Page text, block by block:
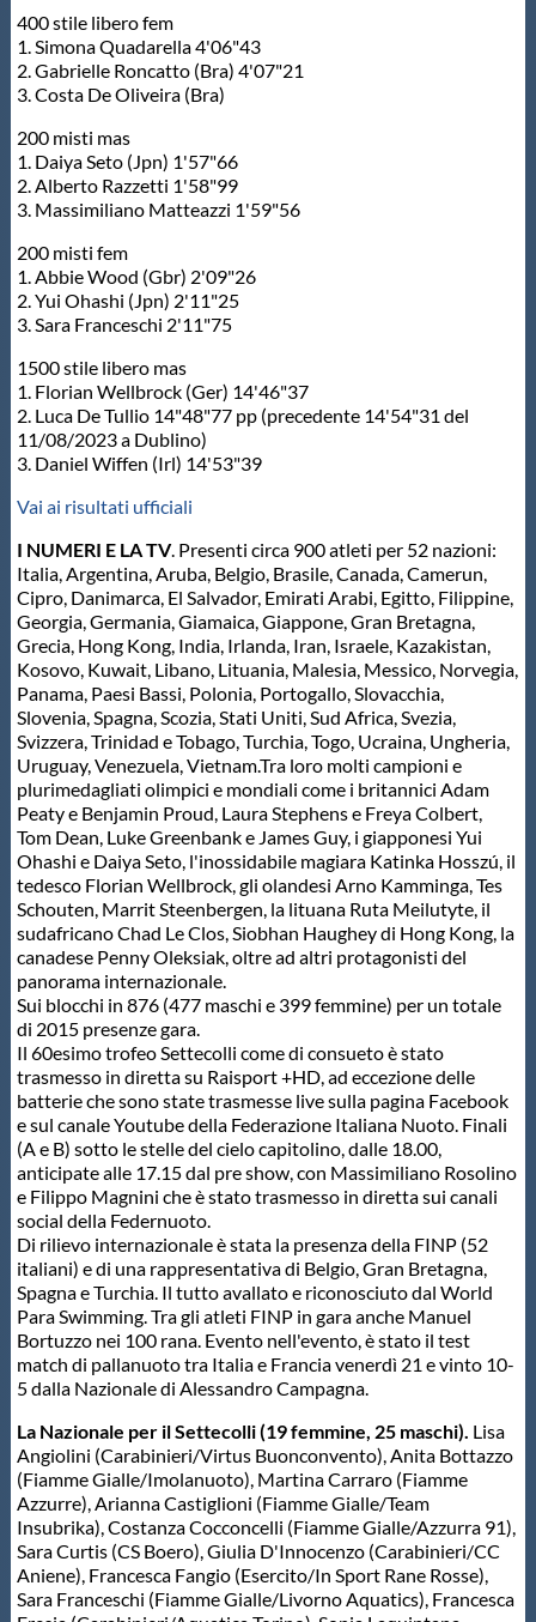
400 stile libero fem
1. Simona Quadarella 4'06"43
2. Gabrielle Roncatto (Bra) 4'07"21
3. Costa De Oliveira (Bra)
200 misti mas
1. Daiya Seto (Jpn) 1'57"66
2. Alberto Razzetti 1'58"99
3. Massimiliano Matteazzi 1'59"56
200 misti fem
1. Abbie Wood (Gbr) 2'09"26
2. Yui Ohashi (Jpn) 2'11"25
3. Sara Franceschi 2'11"75
1500 stile libero mas
1. Florian Wellbrock (Ger) 14'46"37
2. Luca De Tullio 14"48"77 pp (precedente 14'54"31 del
11/08/2023 a Dublino)
3. Daniel Wiffen (Irl) 14'53"39
Vai ai risultati ufficiali
I NUMERI E LA TV. Presenti circa 900 atleti per 52 nazioni:
Italia, Argentina, Aruba, Belgio, Brasile, Canada, Camerun,
Cipro, Danimarca, El Salvador, Emirati Arabi, Egitto, Filippine,
Georgia, Germania, Giamaica, Giappone, Gran Bretagna,
Grecia, Hong Kong, India, Irlanda, Iran, Israele, Kazakistan,
Kosovo, Kuwait, Libano, Lituania, Malesia, Messico, Norvegia,
Panama, Paesi Bassi, Polonia, Portogallo, Slovacchia,
Slovenia, Spagna, Scozia, Stati Uniti, Sud Africa, Svezia,
Svizzera, Trinidad e Tobago, Turchia, Togo, Ucraina, Ungheria,
Uruguay, Venezuela, Vietnam.Tra loro molti campioni e
plurimedagliati olimpici e mondiali come i britannici Adam
Peaty e Benjamin Proud, Laura Stephens e Freya Colbert,
Tom Dean, Luke Greenbank e James Guy, i giapponesi Yui
Ohashi e Daiya Seto, l'inossidabile magiara Katinka Hosszú, il
tedesco Florian Wellbrock, gli olandesi Arno Kamminga, Tes
Schouten, Marrit Steenbergen, la lituana Ruta Meilutyte, il
sudafricano Chad Le Clos, Siobhan Haughey di Hong Kong, la
canadese Penny Oleksiak, oltre ad altri protagonisti del
panorama internazionale.
Sui blocchi in 876 (477 maschi e 399 femmine) per un totale
di 2015 presenze gara.
Il 60esimo trofeo Settecolli come di consueto è stato
trasmesso in diretta su Raisport +HD, ad eccezione delle
batterie che sono state trasmesse live sulla pagina Facebook
e sul canale Youtube della Federazione Italiana Nuoto. Finali
(A e B) sotto le stelle del cielo capitolino, dalle 18.00,
anticipate alle 17.15 dal pre show, con Massimiliano Rosolino
e Filippo Magnini che è stato trasmesso in diretta sui canali
social della Federnuoto.
Di rilievo internazionale è stata la presenza della FINP (52
italiani) e di una rappresentativa di Belgio, Gran Bretagna,
Spagna e Turchia. Il tutto avallato e riconosciuto dal World
Para Swimming. Tra gli atleti FINP in gara anche Manuel
Bortuzzo nei 100 rana. Evento nell'evento, è stato il test
match di pallanuoto tra Italia e Francia venerdì 21 e vinto 10-
5 dalla Nazionale di Alessandro Campagna.
La Nazionale per il Settecolli (19 femmine, 25 maschi). Lisa
Angiolini (Carabinieri/Virtus Buonconvento), Anita Bottazzo
(Fiamme Gialle/Imolanuoto), Martina Carraro (Fiamme
Azzurre), Arianna Castiglioni (Fiamme Gialle/Team
Insubrika), Costanza Cocconcelli (Fiamme Gialle/Azzurra 91),
Sara Curtis (CS Boero), Giulia D'Innocenzo (Carabinieri/CC
Aniene), Francesca Fangio (Esercito/In Sport Rane Rosse),
Sara Franceschi (Fiamme Gialle/Livorno Aquatics), Francesca